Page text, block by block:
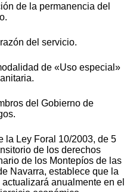
de la permanencia del
del servicio.
de «Uso especial»
del Gobierno de
la Ley Foral 10/2003, de 5
de los derechos
de los Montepíos de las
Navarra, establece que la
anualmente en el